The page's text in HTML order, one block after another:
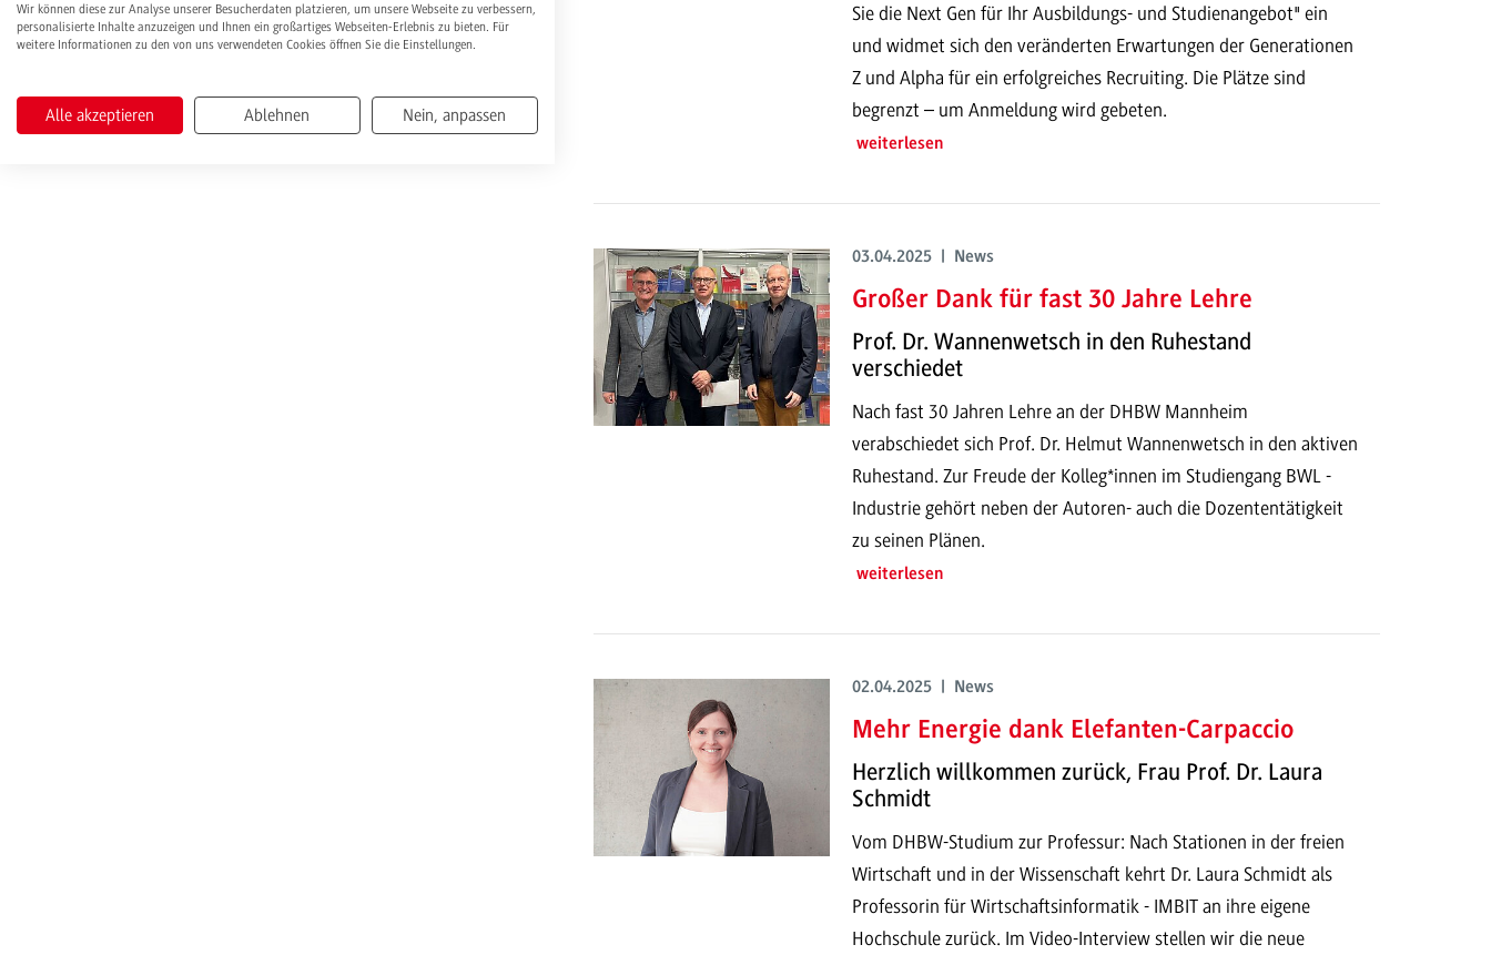
Sie die Next Gen für Ihr Ausbildungs- und Studienangebot" ein
und widmet sich den veränderten Erwartungen der Generationen
Z und Alpha für ein erfolgreiches Recruiting. Die Plätze sind
begrenzt – um Anmeldung wird gebeten.
weiterlesen
03.04.2025 | News
Großer Dank für fast 30 Jahre Lehre
Prof. Dr. Wannenwetsch in den Ruhestand
verschiedet
Nach fast 30 Jahren Lehre an der DHBW Mannheim
verabschiedet sich Prof. Dr. Helmut Wannenwetsch in den aktiven
Ruhestand. Zur Freude der Kolleg*innen im Studiengang BWL -
Industrie gehört neben der Autoren- auch die Dozententätigkeit
zu seinen Plänen.
weiterlesen
02.04.2025 | News
Mehr Energie dank Elefanten-Carpaccio
Herzlich willkommen zurück, Frau Prof. Dr. Laura
Schmidt
Vom DHBW-Studium zur Professur: Nach Stationen in der freien
Wirtschaft und in der Wissenschaft kehrt Dr. Laura Schmidt als
Professorin für Wirtschaftsinformatik - IMBIT an ihre eigene
Hochschule zurück. Im Video-Interview stellen wir die neue
Wir können diese zur Analyse unserer Besucherdaten platzieren, um unsere Webseite zu verbessern,
personalisierte Inhalte anzuzeigen und Ihnen ein großartiges Webseiten-Erlebnis zu bieten. Für
weitere Informationen zu den von uns verwendeten Cookies öffnen Sie die Einstellungen.
Alle akzeptieren Ablehnen Nein, anpassen